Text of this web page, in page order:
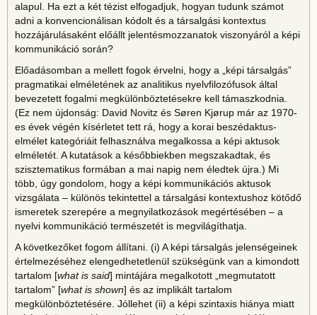
alapul. Ha ezt a két tézist elfogadjuk, hogyan tudunk számot
adni a konvencionálisan kódolt és a társalgási kontextus
hozzájárulásaként előállt jelentésmozzanatok viszonyáról a képi
kommunikáció során?
Előadásomban a mellett fogok érvelni, hogy a „képi társalgás”
pragmatikai elméletének az analitikus nyelvfilozófusok által
bevezetett fogalmi megkülönböztetésekre kell támaszkodnia.
(Ez nem újdonság: David Novitz és Søren Kjørup már az 1970-
es évek végén kísérletet tett rá, hogy a korai beszédaktus-
elmélet kategóriáit felhasználva megalkossa a képi aktusok
elméletét. A kutatások a későbbiekben megszakadtak, és
szisztematikus formában a mai napig nem éledtek újra.) Mi
több, úgy gondolom, hogy a képi kommunikációs aktusok
vizsgálata – különös tekintettel a társalgási kontextushoz kötődő
ismeretek szerepére a megnyilatkozások megértésében – a
nyelvi kommunikáció természetét is megvilágíthatja.
A következőket fogom állítani. (i) A képi társalgás jelenségeinek
értelmezéséhez elengedhetetlenül szükségünk van a kimondott
tartalom [what is said] mintájára megalkotott „megmutatott
tartalom” [what is shown] és az implikált tartalom
megkülönböztetésére. Jóllehet (ii) a képi szintaxis hiánya miatt